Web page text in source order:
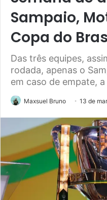
Sampaio,
Copa do
Das três equipes,
rodada, apenas o
em caso de empate,
Maxsuel Bruno 13 de